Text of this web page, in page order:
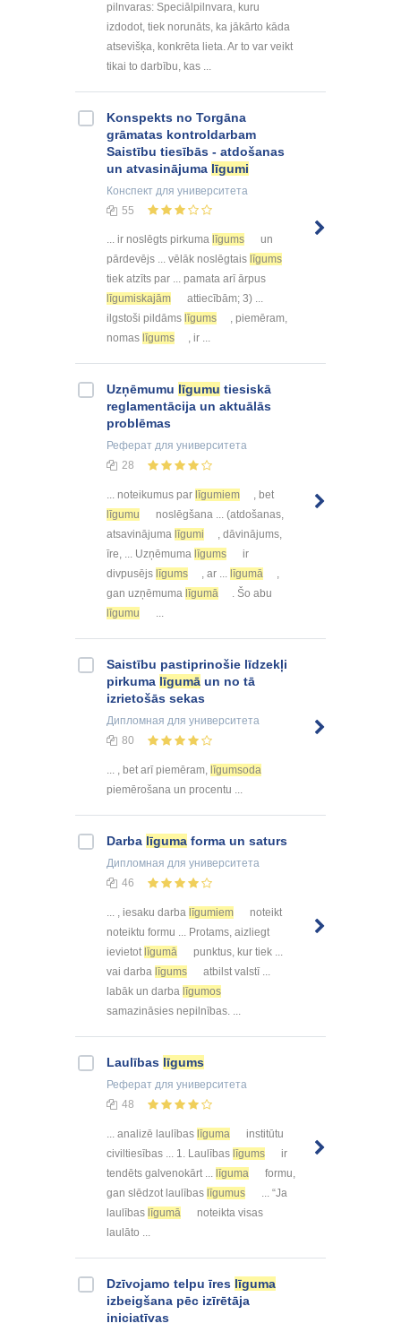
pilnvaras: Speciālpilnvara, kuru
izdodot, tiek norunāts, ka jākārto kāda
atsevišķa, konkrēta lieta. Ar to var veikt
tikai to darbību, kas ...
Konspekts no Torgāna
grāmatas kontroldarbam
Saistību tiesībās - atdošanas
un atvasinājuma līgumi
Конспект для университета
55
... ir noslēgts pirkuma līgums
un
pārdevējs ... vēlāk noslēgtais līgums
tiek atzīts par ... pamata arī ārpus
līgumiskajām
attiecībām; 3) ...
ilgstoši pildāms līgums
, piemēram,
nomas līgums , ir ...
Uzņēmumu līgumu tiesiskā
reglamentācija un aktuālās
problēmas
Реферат для университета
28
... noteikumus par līgumiem
, bet
līgumu
noslēgšana ... (atdošanas,
atsavinājuma līgumi
, dāvinājums,
īre, ... Uzņēmuma līgums
ir
divpusējs līgums , ar ... līgumā
,
gan uzņēmuma līgumā
. Šo abu
līgumu
...
Saistību pastiprinošie līdzekļi
pirkuma līgumā un no tā
izrietošās sekas
Дипломная для университета
80
... , bet arī piemēram, līgumsoda
piemērošana un procentu ...
Darba līguma forma un saturs
Дипломная для университета
46
... , iesaku darba līgumiem
noteikt
noteiktu formu ... Protams, aizliegt
ievietot līgumā
punktus, kur tiek ...
vai darba līgums
atbilst valstī ...
labāk un darba līgumos
samazināsies nepilnības. ...
Laulības līgums
Реферат для университета
48
... analizē laulības līguma
institūtu
civiltiesības ... 1. Laulības līgums
ir
tendēts galvenokārt ... līguma
formu,
gan slēdzot laulības līgumus
... “Ja
laulības līgumā
noteikta visas
laulāto ...
Dzīvojamo telpu īres līguma
izbeigšana pēc izīrētāja
iniciatīvas